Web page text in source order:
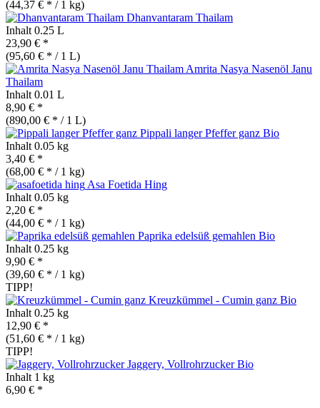
(44,37 € * / 1 kg)
Dhanvantaram Thailam
Inhalt 0.25 L
23,90 € *
(95,60 € * / 1 L)
Amrita Nasya Nasenöl Janu
Thailam
Inhalt 0.01 L
8,90 € *
(890,00 € * / 1 L)
Pippali langer Pfeffer ganz Bio
Inhalt 0.05 kg
3,40 € *
(68,00 € * / 1 kg)
Asa Foetida Hing
Inhalt 0.05 kg
2,20 € *
(44,00 € * / 1 kg)
Paprika edelsüß gemahlen Bio
Inhalt 0.25 kg
9,90 € *
(39,60 € * / 1 kg)
TIPP!
Kreuzkümmel - Cumin ganz Bio
Inhalt 0.25 kg
12,90 € *
(51,60 € * / 1 kg)
TIPP!
Jaggery, VollrohrzuckerBio
Inhalt 1 kg
6,90 € *